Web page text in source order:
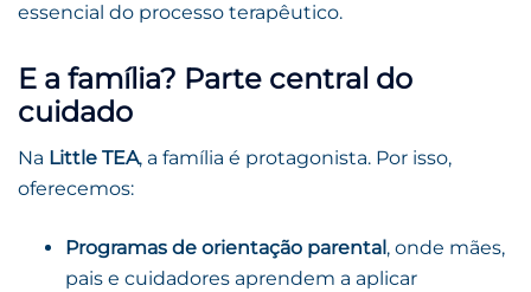
essencial do processo terapêutico.
E a família? Parte central do
cuidado
Na Little TEA, a família é protagonista. Por isso,
oferecemos:
Programas de orientação parental, onde mães,
pais e cuidadores aprendem a aplicar